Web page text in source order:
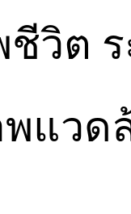
วิต
แวด